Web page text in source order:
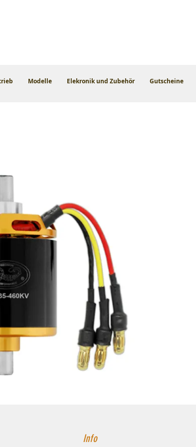
Modelle Elekronik und Zubehör Gutscheine
Info